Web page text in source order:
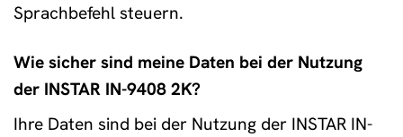
Sprachbefehl steuern.
Wie sicher sind meine Daten bei der Nutzung
der INSTAR IN-9408 2K?
Ihre Daten sind bei der Nutzung der INSTAR IN-